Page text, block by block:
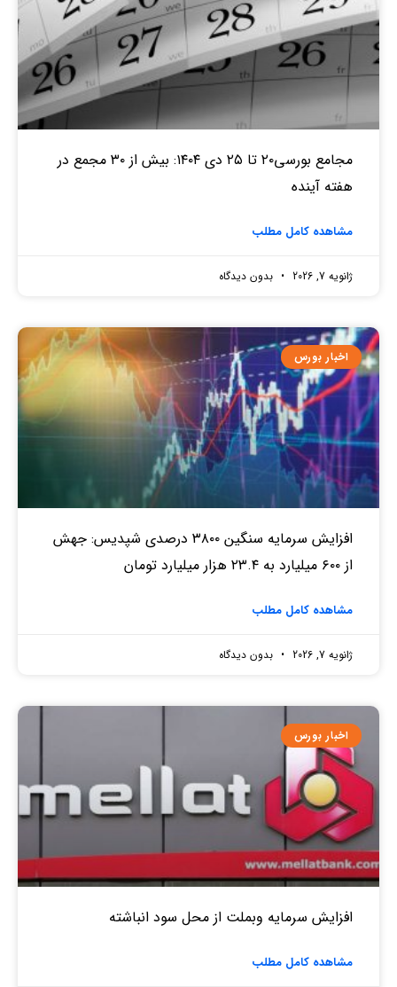
مجامع بورسی۲۰ تا ۲۵ دی ۱۴۰۴: بیش از ۳۰ مجمع در
هفته آینده
مشاهده کامل مطلب
ژانویه 7, 2026 بدون دیدگاه
اخبار بورس
افزایش سرمایه سنگین ۳۸۰۰ درصدی شپدیس: جهش
از ۶۰۰ میلیارد به ۲۳.۴ هزار میلیارد تومان
مشاهده کامل مطلب
ژانویه 7, 2026 بدون دیدگاه
اخبار بورس
افزایش سرمایه وبملت از محل سود انباشته
مشاهده کامل مطلب